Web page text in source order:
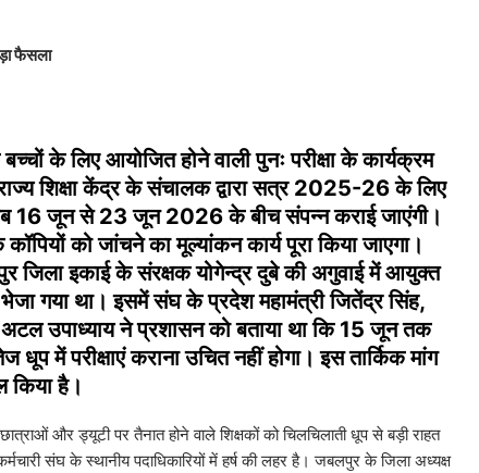
फैसला
के लिए आयोजित होने वाली पुनः परीक्षा के कार्यक्रम
शिक्षा केंद्र के संचालक द्वारा सत्र 2025-26 के लिए
16 जून से 23 जून 2026 के बीच संपन्न कराई जाएंगी।
को जांचने का मूल्यांकन कार्य पूरा किया जाएगा।
जिला इकाई के संरक्षक योगेन्द्र दुबे की अगुवाई में आयुक्त
गया था। इसमें संघ के प्रदेश महामंत्री जितेंद्र सिंह,
उपाध्याय ने प्रशासन को बताया था कि 15 जून तक
धूप में परीक्षाएं कराना उचित नहीं होगा। इस तार्किक मांग
किया है।
और ड्यूटी पर तैनात होने वाले शिक्षकों को चिलचिलाती धूप से बड़ी राहत
संघ के स्थानीय पदाधिकारियों में हर्ष की लहर है। जबलपुर के जिला अध्यक्ष